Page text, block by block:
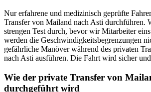
Nur erfahrene und medizinisch geprüfte
Transfer von Mailand nach Asti durchführen.
strengen Test durch, bevor wir Mitarbeiter
werden die Geschwindigkeitsbegrenzungen
gefährliche Manöver während des privaten
nach Asti ausführen. Die Fahrt wird sicher
Wie der private Transfer von
durchgeführt wird